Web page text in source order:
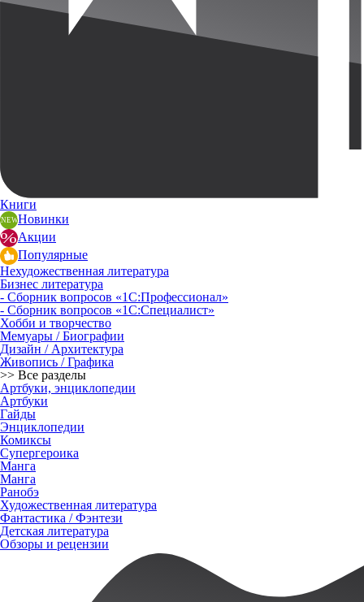
Книги
Новинки
Акции
Популярные
Нехудожественная литература
Бизнес литература
- Сборник вопросов «1С:Профессионал»
- Сборник вопросов «1С:Специалист»
Хобби и творчество
Мемуары / Биографии
Дизайн / Архитектура
Живопись / Графика
>> Все разделы
Артбуки, энциклопедии
Артбуки
Гайды
Энциклопедии
Комиксы
Супергероика
Манга
Манга
Ранобэ
Художественная литература
Фантастика / Фэнтези
Детская литература
Обзоры и рецензии